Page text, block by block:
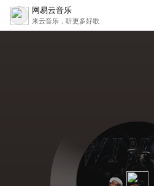
网易云音乐
来云音乐，听更多好歌